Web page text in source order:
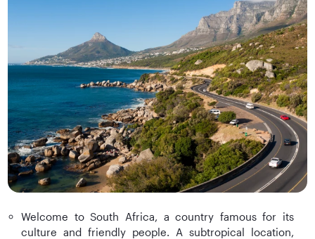
Welcome to South Africa, a country famous for its
culture and friendly people. A subtropical location,